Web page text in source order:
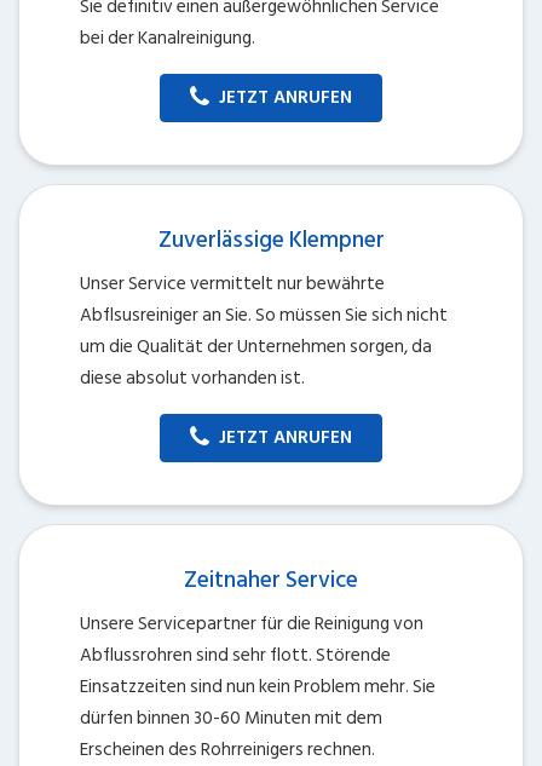
Sie definitiv einen außergewöhnlichen Service
bei der Kanalreinigung.
JETZT ANRUFEN
Zuverlässige Klempner
Unser Service vermittelt nur bewährte
Abflsusreiniger an Sie. So müssen Sie sich nicht
um die Qualität der Unternehmen sorgen, da
diese absolut vorhanden ist.
JETZT ANRUFEN
Zeitnaher Service
Unsere Servicepartner für die Reinigung von
Abflussrohren sind sehr flott. Störende
Einsatzzeiten sind nun kein Problem mehr. Sie
dürfen binnen 30-60 Minuten mit dem
Erscheinen des Rohrreinigers rechnen.